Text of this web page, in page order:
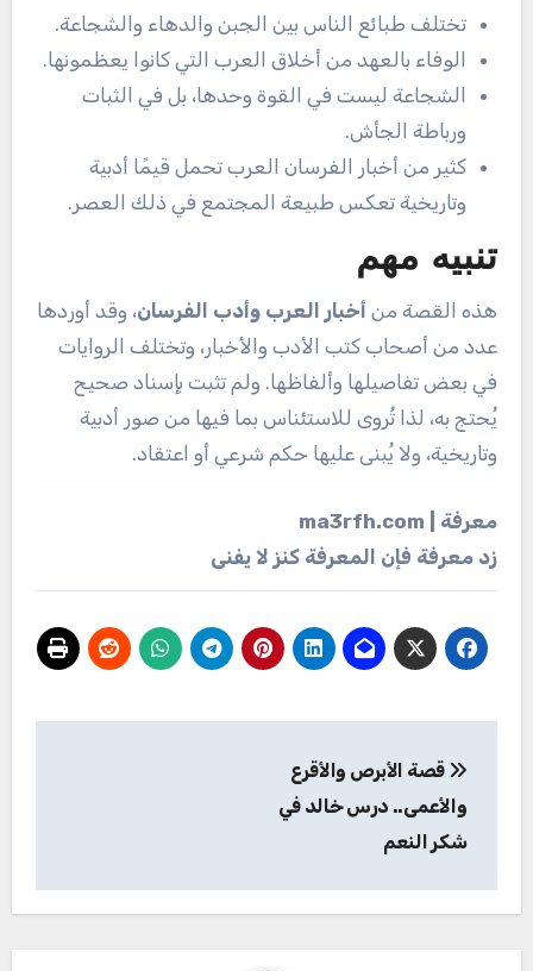
تختلف طبائع الناس بين الجبن والدهاء والشجاعة.
الوفاء بالعهد من أخلاق العرب التي كانوا يعظمونها.
الشجاعة ليست في القوة وحدها، بل في الثبات
ورباطة الجأش.
كثير من أخبار الفرسان العرب تحمل قيمًا أدبية
وتاريخية تعكس طبيعة المجتمع في ذلك العصر.
تنبيه مهم
هذه القصة من أخبار العرب وأدب الفرسان، وقد أوردها
عدد من أصحاب كتب الأدب والأخبار، وتختلف الروايات
في بعض تفاصيلها وألفاظها. ولم تثبت بإسناد صحيح
يُحتج به، لذا تُروى للاستئناس بما فيها من صور أدبية
وتاريخية، ولا يُبنى عليها حكم شرعي أو اعتقاد.
معرفة | ma3rfh.com
زد معرفة فإن المعرفة كنز لا يفنى
المقالات
قصة الأبرص والأقرع
والأعمى.. درس خالد في
شكر النعم